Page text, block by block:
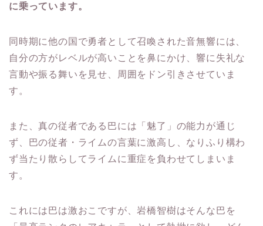
に乗っています。
同時期に他の国で勇者として召喚された音無響には、
自分の方がレベルが高いことを鼻にかけ、響に失礼な
言動や振る舞いを見せ、周囲をドン引きさせていま
す。
また、真の従者である巴には「魅了」の能力が通じ
ず、巴の従者・ライムの言葉に激高し、なりふり構わ
ず当たり散らしてライムに重症を負わせてしまいま
す。
これには巴は激おこですが、岩橋智樹はそんな巴を